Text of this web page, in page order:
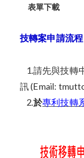
表單下載
技轉案申請流程
​1.請先與技轉
訊(Email:
2.於專利技轉